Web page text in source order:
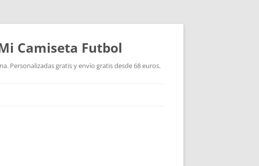
Camiseta Futbol
Personalizadas gratis y envío gratis desde 68 euros.